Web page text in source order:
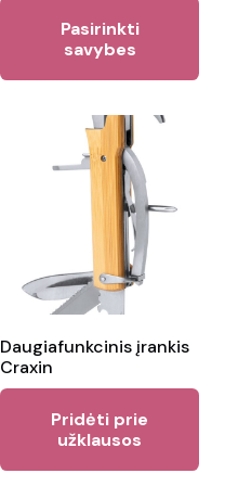
Pasirinkti
savybes
has
Daugiafunkcinis įrankis
Craxin
Pridėti prie
užklausos